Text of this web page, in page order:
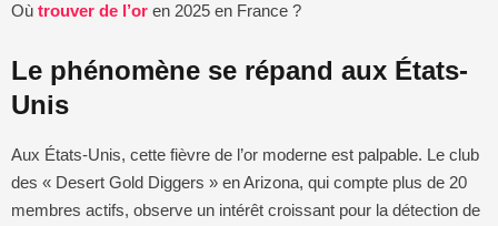
Où trouver de l’or en 2025 en France ?
Le phénomène se répand aux États-
Unis
Aux États-Unis, cette fièvre de l’or moderne est palpable. Le club
des « Desert Gold Diggers » en Arizona, qui compte plus de 20
membres actifs, observe un intérêt croissant pour la détection de